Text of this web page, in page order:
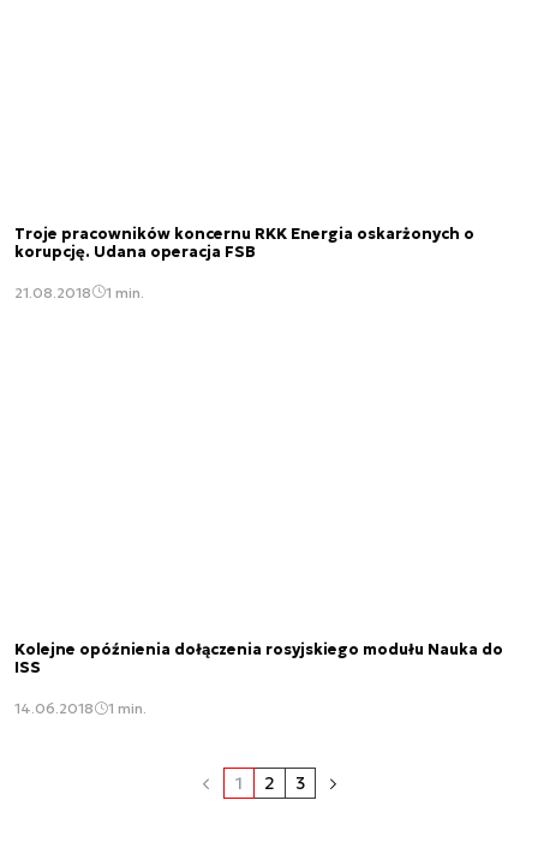
Troje pracowników koncernu RKK Energia oskarżonych o
korupcję. Udana operacja FSB
21.08.2018 1 min.
Kolejne opóźnienia dołączenia rosyjskiego modułu Nauka do
ISS
14.06.2018 1 min.
1 2 3